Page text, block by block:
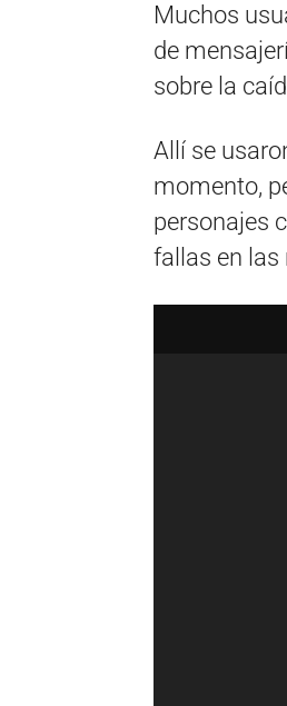
Muchos
de
sobre la
Allí se
momento,
personajes
fallas en las